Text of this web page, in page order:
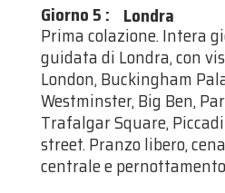
Giorno 5 : Londra
Prima colazione. Intera
guidata di Londra, con
London, Buckingham
Westminster, Big Ben,
Trafalgar Square,
street. Pranzo libero,
centrale e